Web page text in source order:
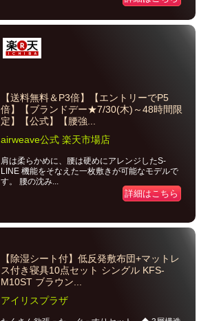
【送料無料＆P3倍】【エントリーでP5
倍】【ブランドデー★7/30(木)～48時間限
定】【公式】【腰強...
airweave公式 楽天市場店
肩は柔らかめに、腰は硬めにアレンジしたS-
LINE 機能をそなえた一枚敷きが可能なモデルで
す。 腰の沈み...
詳細はこちら
【除湿シート付】低反発敷布団+マットレ
ス付き寝具10点セット シングル KFS-
M10ST ブラウン...
アイリスプラザ